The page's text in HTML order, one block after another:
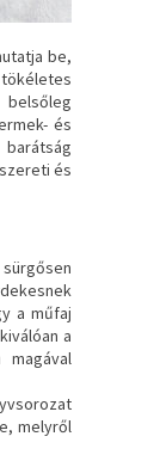
be,
és
és
a műfaj
a
melyről